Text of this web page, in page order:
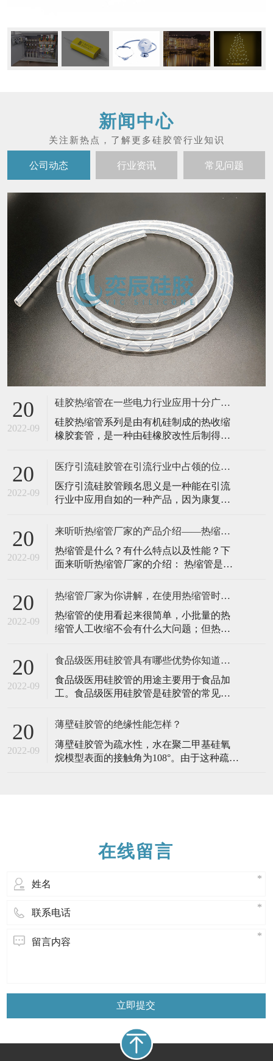
新闻中心
公司动态 行业资讯 常见问题
20
2022-09
硅胶热缩管在一些电力行业应用十分广泛！
硅胶热缩管系列是由有机硅制成的热收缩
橡胶套管，是一种由硅橡胶改性后制得的
胶管本身优良的性能，耐高温、耐高压、
良好的耐刺扎损伤机械性能。硅胶热缩管
最大的优点就是在潮湿的坏境之中或者是
化，所以在一
20
2022-09
医疗引流硅胶管在引流行业中占领的位置！
医疗引流硅胶管顾名思义是一种能在引流
行业中应用自如的一种产品，因为康复机
的人提供始终如一可的弹性材料。并且可
上，呼吸回路上面，NSF导管等。因为医疗
引流硅胶管可以通过生物相容性报告，符
20
2022-09
来听听热缩管厂家的产品介绍——热缩管！
热缩管是什么？有什么特点以及性能？下
面来听听热缩管厂家的介绍： 热缩管是用
EVA材料。表层采用优质软质化学交联聚
烯烃原料，内层采用热熔胶制成。表层的
原料具有绝缘层防腐耐磨的特点，内层具
有低熔点、防潮密封、高附着力的优点。
燃，
20
2022-09
热缩管厂家为你讲解，在使用热缩管时可能会遇到的问题！
热缩管的使用看起来很简单，小批量的热
缩管人工收缩不会有什么大问题；但热缩
入烘箱或隧道炉中，可能会出现很多问
题，会大大影响生产效率，增加生产成
本，降低热缩管绝缘保护的性能。那么有
什么办法可以解决这些事情呢？热缩管厂
一
20
2022-09
食品级医用硅胶管具有哪些优势你知道吗！
食品级医用硅胶管的用途主要用于食品加
工。食品级医用硅胶管是硅胶管的常见类
说一下食品级医用硅胶管的特殊优势。 食
用于诊断、治疗和护理。要求颜色单一，
对组织和细胞的损伤尽可能小，不含因迁
20
2022-09
薄壁硅胶管的绝缘性能怎样？
薄壁硅胶管为疏水性，水在聚二甲基硅氧
烷模型表面的接触角为108°。由于这种疏水
在线留言
立即提交